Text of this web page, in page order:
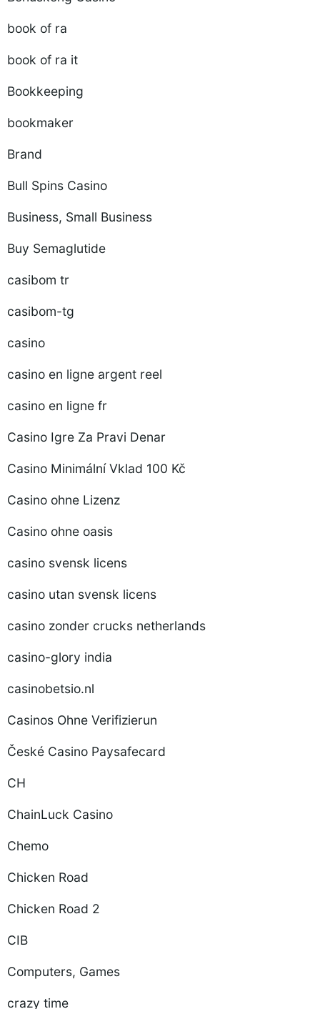
book of ra
book of ra it
Bookkeeping
bookmaker
Brand
Bull Spins Casino
Business, Small Business
Buy Semaglutide
casibom tr
casibom-tg
casino
casino en ligne argent reel
casino en ligne fr
Casino Igre Za Pravi Denar
Casino Minimální Vklad 100 Kč
Casino ohne Lizenz
Casino ohne oasis
casino svensk licens
casino utan svensk licens
casino zonder crucks netherlands
casino-glory india
casinobetsio.nl
Casinos Ohne Verifizierun
České Casino Paysafecard
CH
ChainLuck Casino
Chemo
Chicken Road
Chicken Road 2
CIB
Computers, Games
crazy time